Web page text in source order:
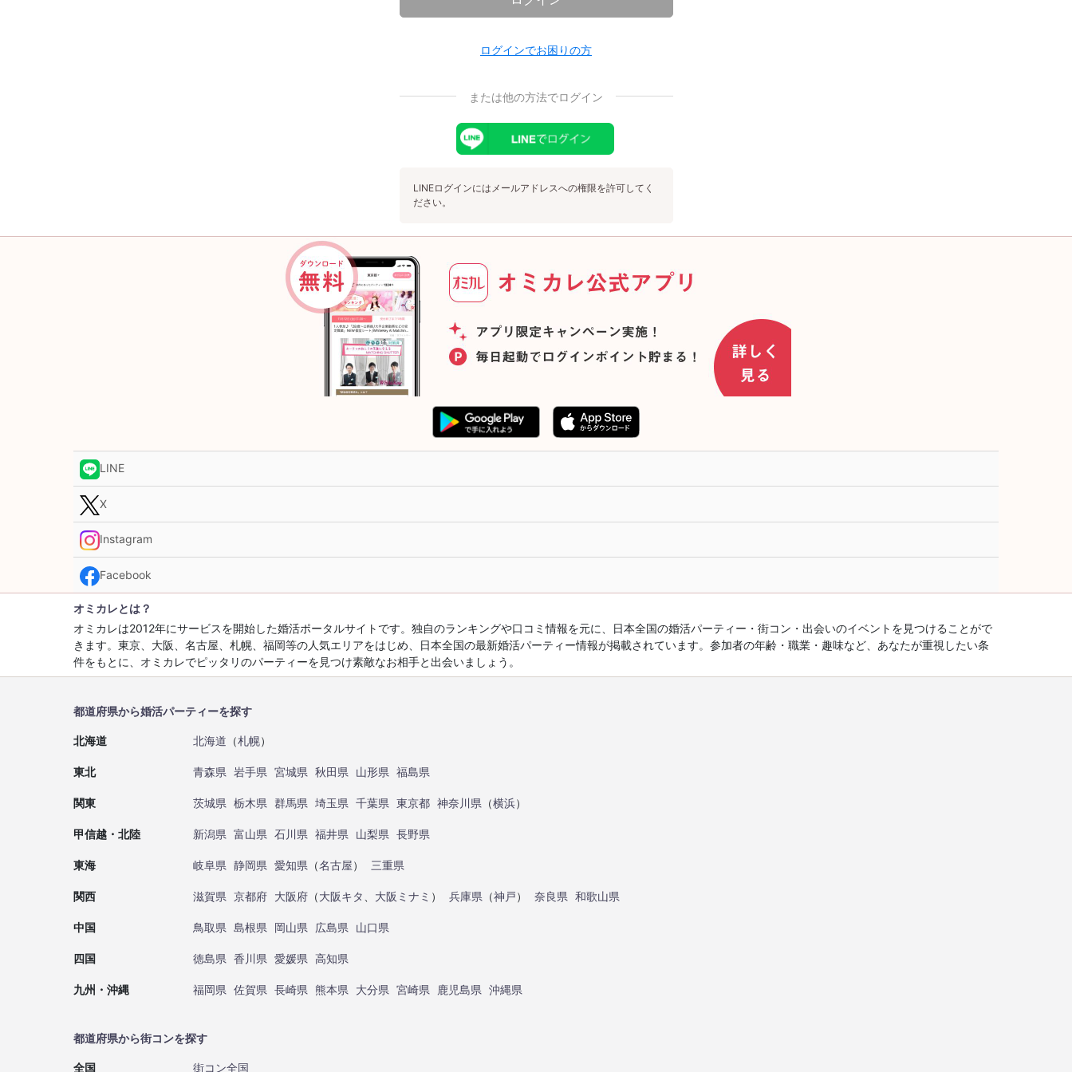
ログインでお困りの方
または他の方法でログイン
LINEログインにはメールアドレスへの権限を許可してく
ださい。
LINE
X
Instagram
Facebook
オミカレとは？
オミカレは2012年にサービスを開始した婚活ポータルサイトです。独自のランキングや口コミ情報を元に、日本全国の婚活パーティー・街コン・出会いのイベントを見つけることがで
きます。東京、大阪、名古屋、札幌、福岡等の人気エリアをはじめ、日本全国の最新婚活パーティー情報が掲載されています。参加者の年齢・職業・趣味など、あなたが重視したい条
件をもとに、オミカレでピッタリのパーティーを見つけ素敵なお相手と出会いましょう。
都道府県から婚活パーティーを探す
北海道 北海道 （札幌）
東北 青森県 岩手県 宮城県 秋田県 山形県 福島県
関東 茨城県 栃木県 群馬県 埼玉県 千葉県 東京都 神奈川県 （横浜）
甲信越・北陸 新潟県 富山県 石川県 福井県 山梨県 長野県
東海 岐阜県 静岡県 愛知県 （名古屋） 三重県
関西 滋賀県 京都府 大阪府 （大阪キタ 大阪ミナミ ） 兵庫県 （神戸） 奈良県 和歌山県
中国 鳥取県 島根県 岡山県 広島県 山口県
四国 徳島県 香川県 愛媛県 高知県
九州・沖縄 福岡県 佐賀県 長崎県 熊本県 大分県 宮崎県 鹿児島県 沖縄県
都道府県から街コンを探す
全国 街コン全国